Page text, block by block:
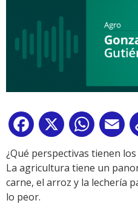
Facebook
X
¿Qué perspectivas tienen
La agricultura tiene un
carne, el arroz y la lechería
lo peor.